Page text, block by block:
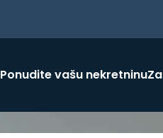
Ponudite vašu nekretninu